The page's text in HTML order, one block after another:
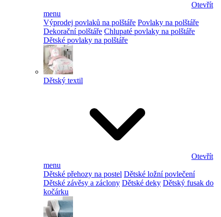
Otevřít
menu
Výprodej povlaků na polštáře Povlaky na polštáře
Dekorační polštáře Chlupaté povlaky na polštáře
Dětské povlaky na polštáře
Dětský textil
Otevřít
menu
Dětské přehozy na postel Dětské ložní povlečení
Dětské závěsy a záclony Dětské deky Dětský fusak do
kočárku